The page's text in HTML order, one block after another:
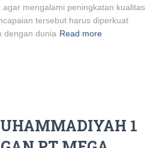
mengalami peningkatan kualitas
tersebut harus diperkuat
dengan dunia Read more
1